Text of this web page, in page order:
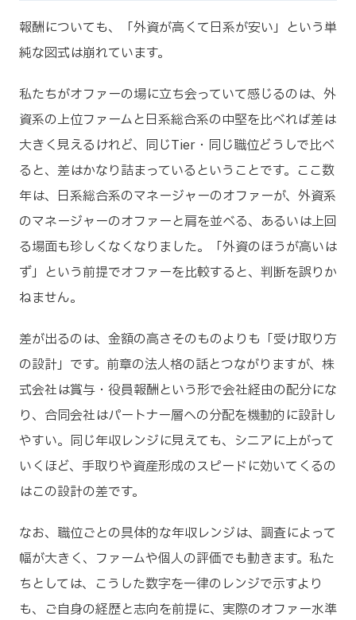
報酬についても、「外資が高くて日系が安い」という単
純な図式は崩れています。
私たちがオファーの場に立ち会っていて感じるのは、外
資系の上位ファームと日系総合系の中堅を比べれば差は
大きく見えるけれど、同じTier・同じ職位どうしで比べ
ると、差はかなり詰まっているということです。ここ数
年は、日系総合系のマネージャーのオファーが、外資系
のマネージャーのオファーと肩を並べる、あるいは上回
る場面も珍しくなくなりました。「外資のほうが高いは
ず」という前提でオファーを比較すると、判断を誤りか
ねません。
差が出るのは、金額の高さそのものよりも「受け取り方
の設計」です。前章の法人格の話とつながりますが、株
式会社は賞与・役員報酬という形で会社経由の配分にな
り、合同会社はパートナー層への分配を機動的に設計し
やすい。同じ年収レンジに見えても、シニアに上がって
いくほど、手取りや資産形成のスピードに効いてくるの
はこの設計の差です。
なお、職位ごとの具体的な年収レンジは、調査によって
幅が大きく、ファームや個人の評価でも動きます。私た
ちとしては、こうした数字を一律のレンジで示すより
も、ご自身の経歴と志向を前提に、実際のオファー水準